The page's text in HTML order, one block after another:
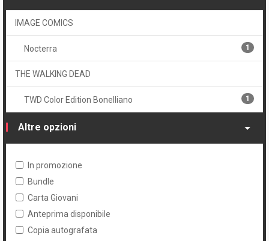
IMAGE COMICS
Nocterra 1
THE WALKING DEAD
TWD Color Edition Bonelliano 1
Altre opzioni
In promozione
Bundle
Carta Giovani
Anteprima disponibile
Copia autografata